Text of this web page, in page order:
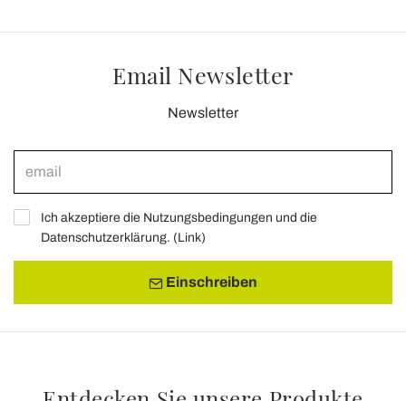
Email Newsletter
Newsletter
Ich akzeptiere die Nutzungsbedingungen und die
Datenschutzerklärung. (Link)
Einschreiben